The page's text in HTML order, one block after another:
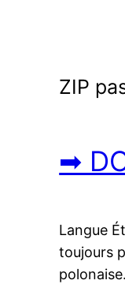
ZIP
➡
Langue
toujours